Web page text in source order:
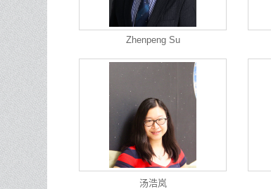
Zhenpeng Su
汤浩岚